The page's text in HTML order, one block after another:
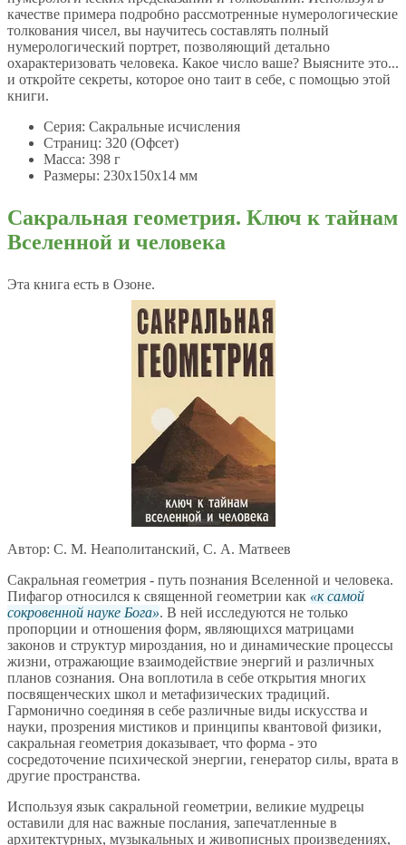
качестве примера подробно рассмотренные нумерологические
толкования чисел, вы научитесь составлять полный
нумерологический портрет, позволяющий детально
охарактеризовать человека. Какое число ваше? Выясните это...
и откройте секреты, которое оно таит в себе, с помощью этой
книги.
Серия: Сакральные исчисления
Страниц: 320 (Офсет)
Масса: 398 г
Размеры: 230x150x14 мм
Сакральная геометрия. Ключ к тайнам
Вселенной и человека
Эта книга есть в Озоне.
Автор: С. М. Неаполитанский, С. А. Матвеев
Сакральная геометрия - путь познания Вселенной и человека.
Пифагор относился к священной геометрии как
к самой
сокровенной науке Бога . В ней исследуются не только
пропорции и отношения форм, являющихся матрицами
законов и структур мироздания, но и динамические процессы
жизни, отражающие взаимодействие энергий и различных
планов сознания. Она воплотила в себе открытия многих
посвященческих школ и метафизических традиций.
Гармонично соединяя в себе различные виды искусства и
науки, прозрения мистиков и принципы квантовой физики,
сакральная геометрия доказывает, что форма - это
сосредоточение психической энергии, генератор силы, врата в
другие пространства.
Используя язык сакральной геометрии, великие мудрецы
оставили для нас важные послания, запечатленные в
архитектурных, музыкальных и живописных произведениях,